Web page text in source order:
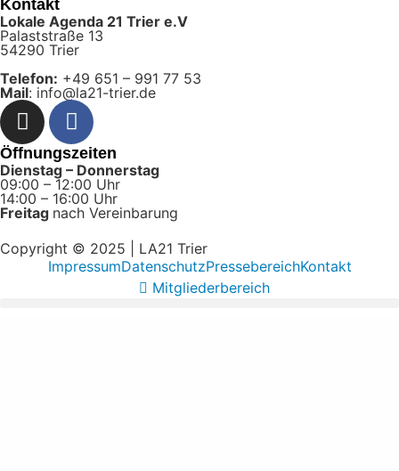
Kontakt
Lokale Agenda 21 Trier e.V
Palaststraße 13
54290 Trier
Telefon: +49 651 – 991 77 53
Mail: info@la21-trier.de
Öffnungszeiten
Dienstag – Donnerstag
09:00 – 12:00 Uhr
14:00 – 16:00 Uhr
Freitag nach Vereinbarung
Copyright © 2025 | LA21 Trier
ImpressumDatenschutzPressebereichKontakt
Mitgliederbereich